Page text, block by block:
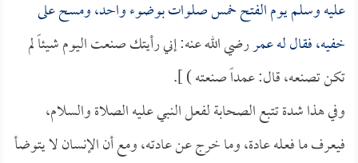
عليه وسلم يوم الفتح خمس صلوات بوضوء واحد، ومسح على
خفيه، فقال لهعمررضي الله عنه: إني رأيتك صنعت اليوم شيئاً لم
تكن تصنعه، قال: عمداً صنعته ) ].
وفي هذا شدة تتبع الصحابة لفعل النبي عليه الصلاة والسلام،
فيعرف ما فعله عادة، وما خرج عن عادته، ومع أن الإنسان لا يتوضأ